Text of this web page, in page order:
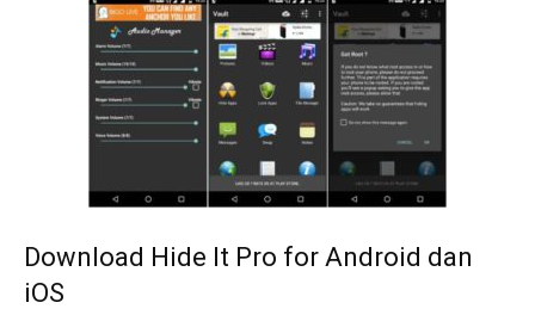
Download Hide It Pro for Android dan
iOS